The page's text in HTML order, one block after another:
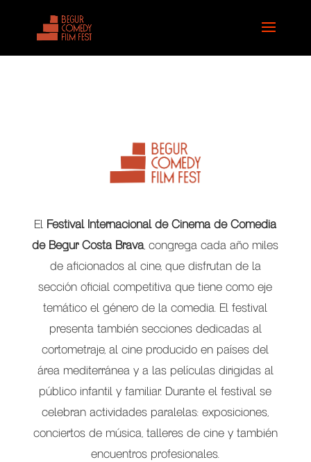
El Festival Internacional de Cinema de Comedia
de Begur Costa Brava, congrega cada año miles
de aficionados al cine, que disfrutan de la
sección oficial competitiva que tiene como eje
temático el género de la comedia. El festival
presenta también secciones dedicadas al
cortometraje, al cine producido en países del
área mediterránea y a las películas dirigidas al
público infantil y familiar. Durante el festival se
celebran actividades paralelas: exposiciones,
conciertos de música, talleres de cine y también
encuentros profesionales.